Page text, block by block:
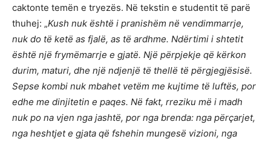
caktonte temën e tryezës. Në tekstin e studentit të parë
thuhej: „Kush nuk është i pranishëm në vendimmarrje,
nuk do të ketë as fjalë, as të ardhme. Ndërtimi i shtetit
është një frymëmarrje e gjatë. Një përpjekje që kërkon
durim, maturi, dhe një ndjenjë të thellë të përgjegjësisë.
Sepse kombi nuk mbahet vetëm me kujtime të luftës, por
edhe me dinjitetin e paqes. Në fakt, rreziku më i madh
nuk po na vjen nga jashtë, por nga brenda: nga përçarjet,
nga heshtjet e gjata që fshehin mungesë vizioni, nga